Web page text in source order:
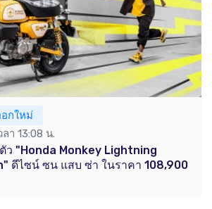
กใหม่
า 13:08 น.
ตัว "Honda Monkey Lightning
ดีไซน์ ซน แสบ ซ่า ในราคา 108,900